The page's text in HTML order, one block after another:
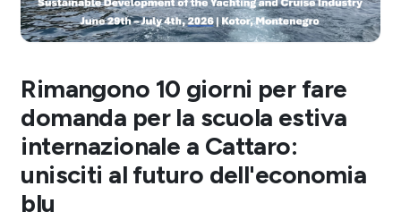
Rimangono 10 giorni per fare
domanda per la scuola estiva
internazionale a Cattaro:
unisciti al futuro dell'economia
blu